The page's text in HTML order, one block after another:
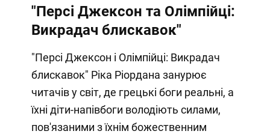
"Персі Джексон та Олімпійці:
Викрадач блискавок"
"Персі Джексон і Олімпійці: Викрадач
блискавок" Ріка Ріордана занурює
читачів у світ, де грецькі боги реальні, а
їхні діти-напівбоги володіють силами,
пов'язаними з їхнім божественним